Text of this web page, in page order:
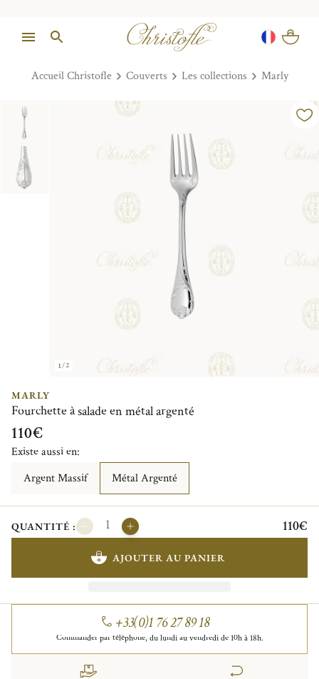
Accueil Christofle Couverts Les collections Marly
1/2
MARLY
Fourchette à salade en métal argenté
110€
Existe aussi en:
Argent Massif
Métal Argenté
QUANTITÉ : 110€
AJOUTER AU PANIER
+33(0)1 76 27 89 18
Commander par téléphone, du lundi au vendredi de 10h à 18h.